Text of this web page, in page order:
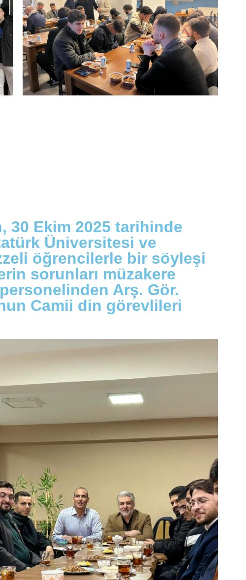
30 Ekim 2025 tarihinde
Üniversitesi ve
öğrencilerle bir söyleşi
sorunları müzakere
Arş. Gör.
Camii din görevlileri